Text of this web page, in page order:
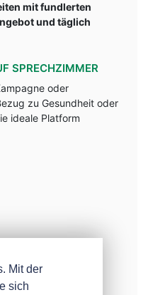
mit fundlerten
und täglich
SPRECHZIMMER
oder
zu Gesundheit oder
ideale Platform
Mit der
sich